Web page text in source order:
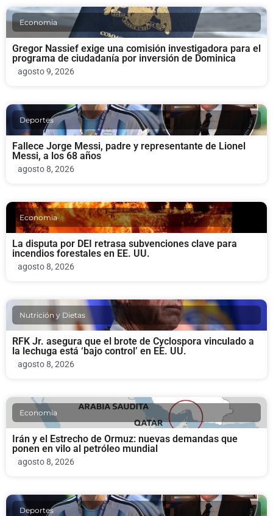
Economia
Gregor Nassief exige una comisión investigadora para el
programa de ciudadanía por inversión de Dominica
agosto 9, 2026
Deportes
Fallece Jorge Messi, padre y representante de Lionel
Messi, a los 68 años
agosto 8, 2026
Economia
La disputa por DEI retrasa subvenciones clave para
incendios forestales en EE. UU.
agosto 8, 2026
Nutrición y Dietas
RFK Jr. asegura que el brote de Cyclospora vinculado a
la lechuga está ‘bajo control’ en EE. UU.
agosto 8, 2026
Economia
Irán y el Estrecho de Ormuz: nuevas demandas que
ponen en vilo al petróleo mundial
agosto 8, 2026
Deportes